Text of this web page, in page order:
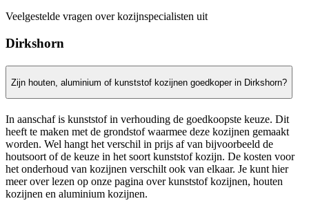
Veelgestelde vragen over kozijnspecialisten uit
Dirkshorn
Zijn houten, aluminium of kunststof kozijnen goedkoper in Dirkshorn?
In aanschaf is kunststof in verhouding de goedkoopste keuze. Dit
heeft te maken met de grondstof waarmee deze kozijnen gemaakt
worden. Wel hangt het verschil in prijs af van bijvoorbeeld de
houtsoort of de keuze in het soort kunststof kozijn. De kosten voor
het onderhoud van kozijnen verschilt ook van elkaar. Je kunt hier
meer over lezen op onze pagina over kunststof kozijnen, houten
kozijnen en aluminium kozijnen.